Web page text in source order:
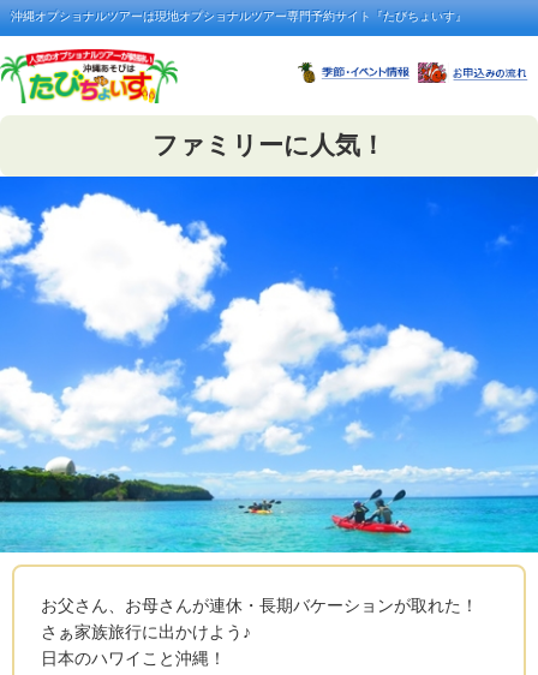
沖縄オプショナルツアーは現地オプショナルツアー専門予約サイト『たびちょいす』
ファミリーに人気！
お父さん、お母さんが連休・長期バケーションが取れた！
さぁ家族旅行に出かけよう♪
日本のハワイこと沖縄！